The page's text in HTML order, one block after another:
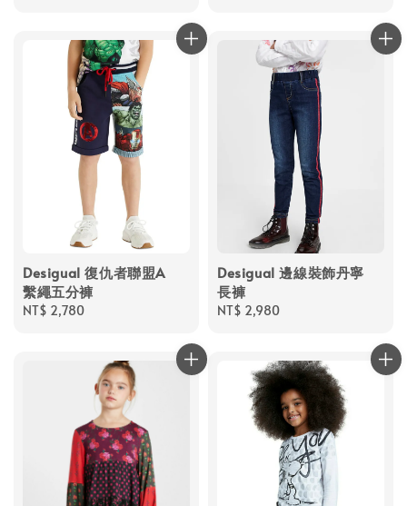
Desigual 復仇者聯盟A
繫繩五分褲
Regular
NT$ 2,780
Desigual 邊線裝飾丹寧
長褲
Regular
NT$ 2,980